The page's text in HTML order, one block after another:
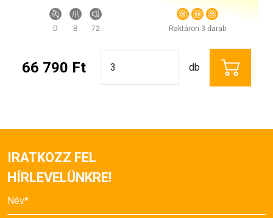
D B 72 Raktáron 3 darab
66 790 Ft db
IRATKOZZ FEL
HÍRLEVELÜNKRE!